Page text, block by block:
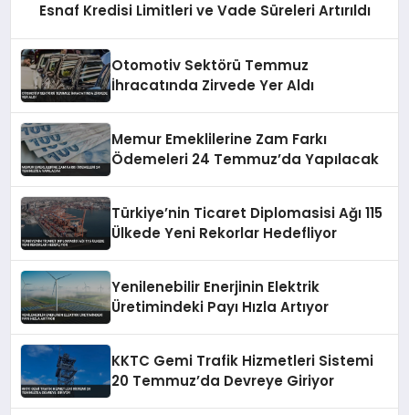
Esnaf Kredisi Limitleri ve Vade Süreleri Artırıldı
Otomotiv Sektörü Temmuz
İhracatında Zirvede Yer Aldı
Memur Emeklilerine Zam Farkı
Ödemeleri 24 Temmuz’da Yapılacak
Türkiye’nin Ticaret Diplomasisi Ağı 115
Ülkede Yeni Rekorlar Hedefliyor
Yenilenebilir Enerjinin Elektrik
Üretimindeki Payı Hızla Artıyor
KKTC Gemi Trafik Hizmetleri Sistemi
20 Temmuz’da Devreye Giriyor